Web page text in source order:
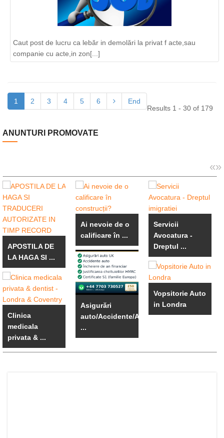
Caut post de lucru ca lebăr in demolări la privat f acte,sau
companie cu acte,in zon[...]
1 2 3 4 5 6
End
Results 1 - 30 of 179
ANUNTURI PROMOVATE
«»
APOSTILA DE
LA HAGA SI ...
Clinica
medicala
privata & ...
Ai nevoie de o
calificare în ...
Asigurări
auto/Accidente/An
...
Servicii
Avocatura -
Dreptul ...
Vopsitorie Auto
in Londra